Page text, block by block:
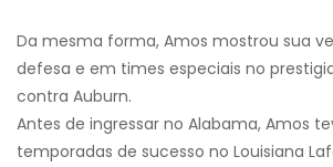
Da mesma forma, Amos mostrou sua
defesa e em times especiais no
contra Auburn.
Antes de ingressar no Alabama, Amos
temporadas de sucesso no Louisiana